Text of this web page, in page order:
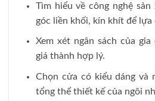
Tìm hiểu về công nghệ
góc liền khối, kín khít để
Xem xét ngân sách của
giá thành hợp lý.
Chọn cửa có kiểu dáng và
tổng thể thiết kế của ngôi